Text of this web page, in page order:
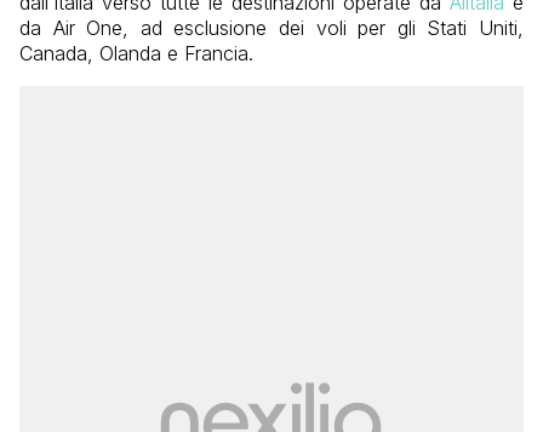
da Air One, ad esclusione dei voli per gli Stati Uniti,
Canada, Olanda e Francia.